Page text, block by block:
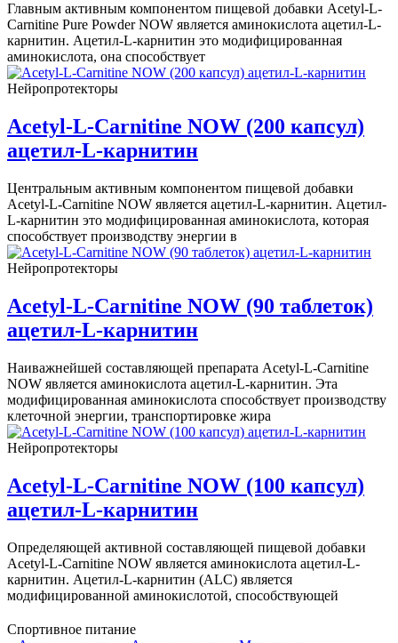
Главным активным компонентом пищевой добавки Acetyl-L-
Carnitine Pure Powder NOW является аминокислота ацетил-L-
карнитин. Ацетил-L-карнитин это модифицированная
аминокислота, она способствует
Нейропротекторы
Acetyl-L-Carnitine NOW (200 капсул)
ацетил-L-карнитин
Центральным активным компонентом пищевой добавки
Acetyl-L-Carnitine NOW является ацетил-L-карнитин. Ацетил-
L-карнитин это модифицированная аминокислота, которая
способствует производству энергии в
Нейропротекторы
Acetyl-L-Carnitine NOW (90 таблеток)
ацетил-L-карнитин
Наиважнейшей составляющей препарата Acetyl-L-Carnitine
NOW является аминокислота ацетил-L-карнитин. Эта
модифицированная аминокислота способствует производству
клеточной энергии, транспортировке жира
Нейропротекторы
Acetyl-L-Carnitine NOW (100 капсул)
ацетил-L-карнитин
Определяющей активной составляющей пищевой добавки
Acetyl-L-Carnitine NOW является аминокислота ацетил-L-
карнитин. Ацетил-L-карнитин (ALC) является
модифицированной аминокислотой, способствующей
Спортивное питание